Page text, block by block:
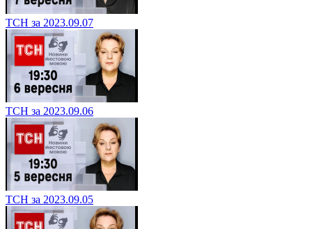
ТСН за 2023.09.07
ТСН за 2023.09.06
ТСН за 2023.09.05